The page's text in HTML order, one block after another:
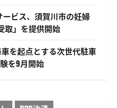
ービス、須賀川市の妊婦
取」を提供開始
車を起点とする次世代駐車
を9月開始